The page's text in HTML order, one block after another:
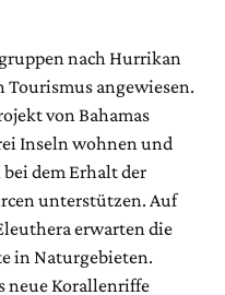
nach Hurrikan
angewiesen.
von Bahamas
Inseln wohnen und
dem Erhalt der
unterstützen. Auf
erwarten die
in Naturgebieten.
neue Korallenriffe